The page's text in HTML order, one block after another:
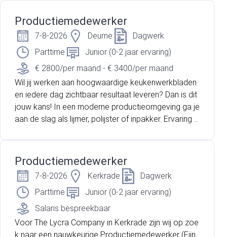
komen.
Productiemedewerker
7-8-2026 Deurne
Dagwerk
Parttime
Junior (0-2 jaar ervaring)
€ 2800/per maand - € 3400/per maand
Wil jij werken aan hoogwaardige keukenwerkbladen
en iedere dag zichtbaar resultaat leveren? Dan is dit
jouw kans! In een moderne productieomgeving ga je
aan de slag als lijmer, polijster of inpakker. Ervaring is
k.
Productiemedewerker
7-8-2026 Kerkrade
Dagwerk
Parttime
Junior (0-2 jaar ervaring)
Salaris bespreekbaar
Voor The Lycra Company in Kerkrade zijn wij op zoe
k naar een nauwkeurige Productiemedewerker (Fijn